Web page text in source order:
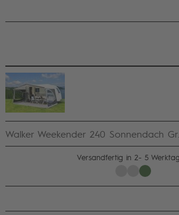
Walker Weekender 240 Sonnendach
Versandfertig in 2- 5